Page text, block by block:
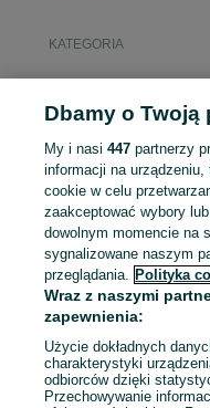
KATEGORIA
Mapa kategorii
Mapa miejscowości
Mapa ministron
Popularne wyszukiwania
Dbamy o Twoją
My i nasi447 partnerzy
informacji na
cookie w celu
zaakceptować wybory
dowolnym momencie na
sygnalizowane naszym
przeglądania. Polityka
Wraz z naszymi
zapewnienia:
Użycie dokładnych
charakterystyki
odbiorców dzięki
Przechowywanie